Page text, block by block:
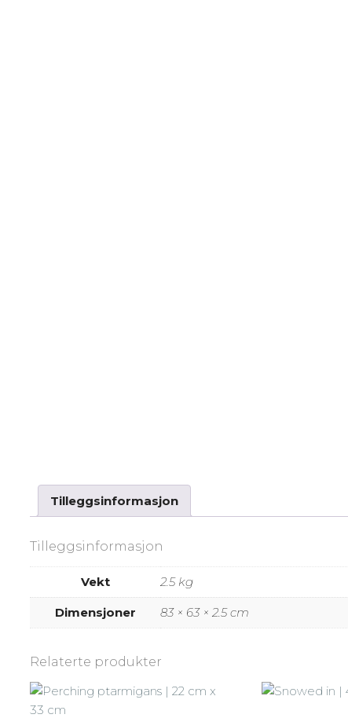
Tilleggsinformasjon
Tilleggsinformasjon
Vekt 2.5 kg
Dimensjoner 83 × 63 × 2.5 cm
Relaterte produkter